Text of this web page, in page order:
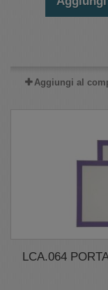
Aggiungi al
LCA.064